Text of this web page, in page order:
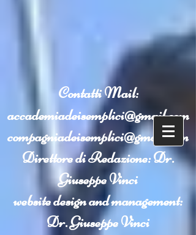
ContattiMail:
accademiadeisemplici@gmail.com
compagniadeisemplici@gmail.com
Direttore di Redazione: Dr.
Giuseppe Vinci
website design and management:
Dr. Giuseppe Vinci